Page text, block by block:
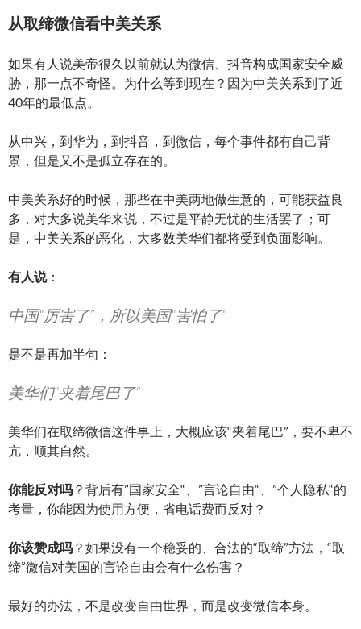
从取缔微信看中美关系
如果有人说美帝很久以前就认为微信、抖音构成国家安全威
胁，那一点不奇怪。为什么等到现在？因为中美关系到了近
40年的最低点。
从中兴，到华为，到抖音，到微信，每个事件都有自己背
景，但是又不是孤立存在的。
中美关系好的时候，那些在中美两地做生意的，可能获益良
多，对大多说美华来说，不过是平静无忧的生活罢了；可
是，中美关系的恶化，大多数美华们都将受到负面影响。
有人说：
中国“厉害了”，所以美国“害怕了”
是不是再加半句：
美华们“夹着尾巴了“
美华们在取缔微信这件事上，大概应该“夹着尾巴”，要不卑不
亢，顺其自然。
你能反对吗 ？背后有”国家安全“、”言论自由“、”个人隐私“的
考量，你能因为使用方便，省电话费而反对？
你该赞成吗 ？如果没有一个稳妥的、合法的“取缔”方法，“取
缔”微信对美国的言论自由会有什么伤害？
最好的办法，不是改变自由世界，而是改变微信本身。